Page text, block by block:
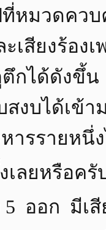
ดควบคุ
เสียงร้อง
กได้ดังขึ้น
งบได้เข้
รรายหนึ่ง
เลยหรือค
ออก มีเสี